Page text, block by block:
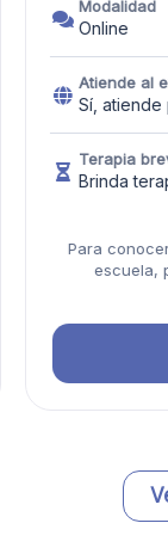
Modalidad
Online
Atiende al
Sí,
Terapia
Brinda
Para
escuela,